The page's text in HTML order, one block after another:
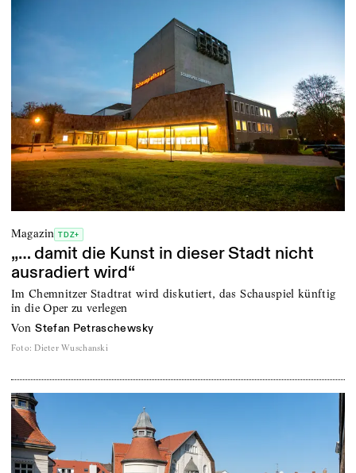
Magazin TDZ+
„… damit die Kunst in dieser Stadt nicht
ausradiert wird“
Im Chemnitzer Stadtrat wird diskutiert, das Schauspiel künftig
in die Oper zu verlegen
von Stefan Petraschewsky
Foto: Dieter Wuschanski